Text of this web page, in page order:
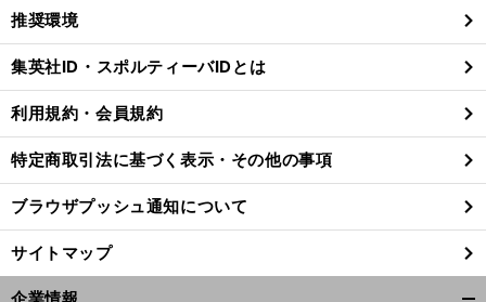
前
閉
る
推奨環境
集英社ID・スポルティーバIDとは
利用規約・会員規約
特定商取引法に基づく表示・その他の事項
ブラウザプッシュ通知について
サイトマップ